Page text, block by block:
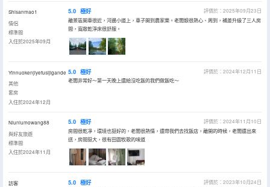
Shisanmao1
情侶
標準間
入住於2025年09月
5.0 極好
評價於：2025年09月23日
離景區開車很近，河邊小道上，車子開到農家樂。老闆娘很熱心、周到，補差升級了三人房
間，寬敞乾淨床很舒服。
Yinnuokenjiyefusijigande
其他
套房
入住於2024年12月
5.0 極好
評價於：2024年12月11日
老闆非常好～第一天晚上還給沒吃飯的我們做飯吃～
Niuniumowang88
與好友旅遊
標準間
入住於2024年11月
5.0 極好
評價於：2024年11月10日
房間很乾凈，環境也挺好的，老闆很熱情，還帶我們去找飯店，離開的時候，老闆還出來
送，房間挺大，很有田園牧歌的味道
訪客
5.0 極好
評價於：2023年10月24日